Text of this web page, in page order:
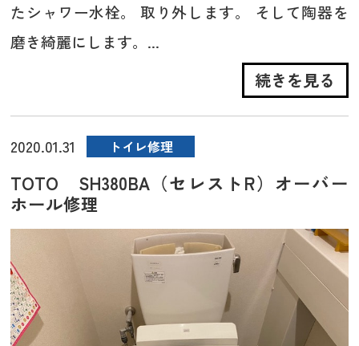
たシャワー水栓。 取り外します。 そして陶器を
磨き綺麗にします。...
続きを見る
2020.01.31 トイレ修理
TOTO SH380BA（セレストR）オーバー
ホール修理